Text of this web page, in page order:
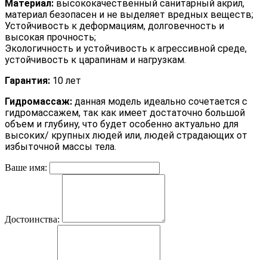
Материал: высококачественный санитарный акрил,
материал безопасен и не выделяет вредных веществ;
Устойчивость к деформациям, долговечность и
высокая прочность;
Экологичность и устойчивость к агрессивной среде,
устойчивость к царапинам и нагрузкам.
Гарантия: 10 лет
Гидромассаж: данная модель идеально сочетается с
гидромассажем, так как имеет достаточно большой
объем и глубину, что будет особенно актуально для
высоких/ крупных людей или, людей страдающих от
избыточной массы тела.
Ваше имя:
Достоинства: